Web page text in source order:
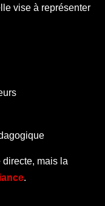
vise à représenter
directe, mais la
.